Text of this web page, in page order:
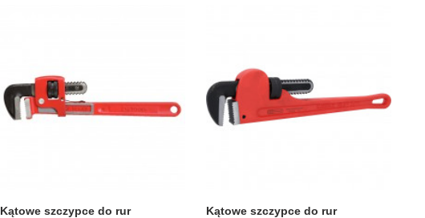
Kątowe szczypce do rur Kątowe szczypce do rur